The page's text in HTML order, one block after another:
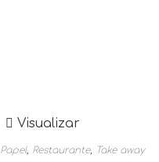
Visualizar
Papel, Restaurante, Take away